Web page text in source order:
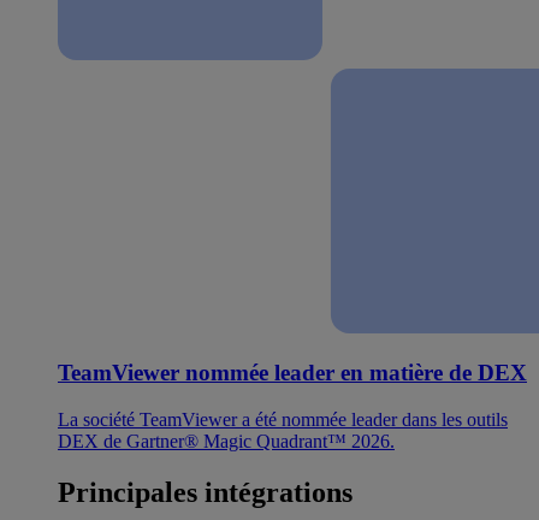
TeamViewer nommée leader en matière de DEX
La société TeamViewer a été nommée leader dans les outils
DEX de Gartner® Magic Quadrant™ 2026.
Principales intégrations